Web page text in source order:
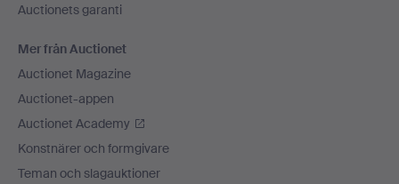
Auctionets garanti
Mer från Auctionet
Auctionet Magazine
Auctionet-appen
Auctionet Academy
Konstnärer och formgivare
Teman och slagauktioner